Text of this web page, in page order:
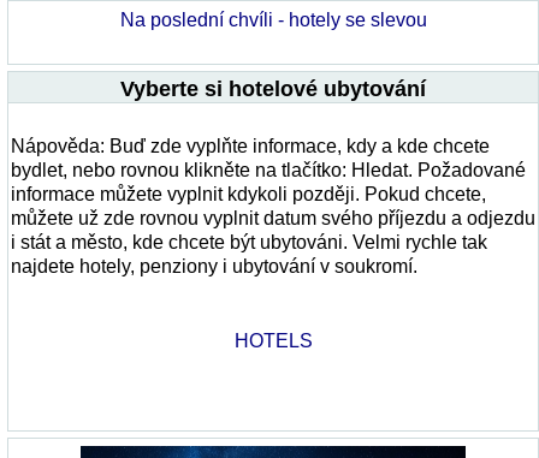
Na poslední chvíli - hotely se slevou
Vyberte si hotelové ubytování
Nápověda: Buď zde vyplňte informace, kdy a kde chcete
bydlet, nebo rovnou klikněte na tlačítko: Hledat. Požadované
informace můžete vyplnit kdykoli později. Pokud chcete,
můžete už zde rovnou vyplnit datum svého příjezdu a odjezdu
i stát a město, kde chcete být ubytováni. Velmi rychle tak
najdete hotely, penziony i ubytování v soukromí.
HOTELS